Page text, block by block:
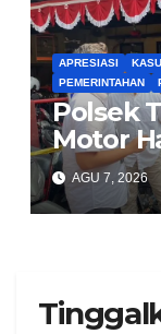
APRESIASI
PEMERINTAHAN
Polsek
Motor
Kasus
Pemilik
AGU 7, 2026